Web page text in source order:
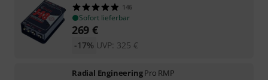
146
Sofort lieferbar
269 €
UVP: 325 €
-17%
Radial EngineeringPro RMP